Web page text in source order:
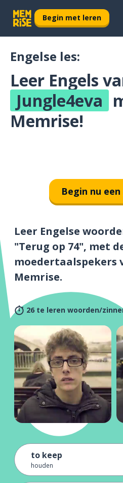
Begin met leren
Engelse les:
Leer Engels
Jungle4eva
Memrise!
Begin nu
Leer Engelse
"Terug op 74", met
moedertaalspekers
Memrise.
26 te leren woorden/
to keep
houden